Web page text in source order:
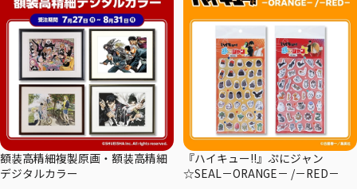
額装高精細複製原画・額装高精細
デジタルカラー
『ハイキュー!!』ぷにジャン
☆SEAL－ORANGE－ /－RED－